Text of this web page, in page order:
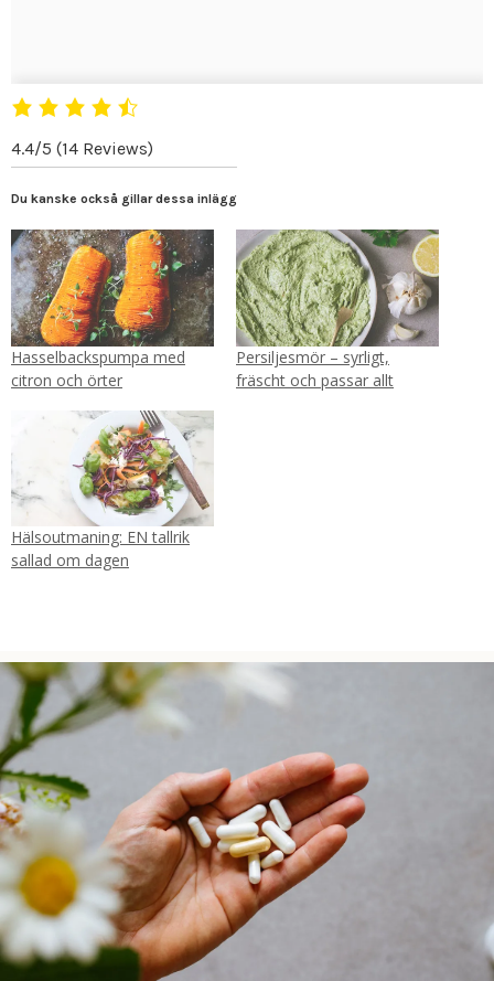
4.4/5 (14 Reviews)
Du kanske också gillar dessa inlägg
Hasselbackspumpa med
citron och örter
Persiljesmör – syrligt,
fräscht och passar allt
Hälsoutmaning: EN tallrik
sallad om dagen